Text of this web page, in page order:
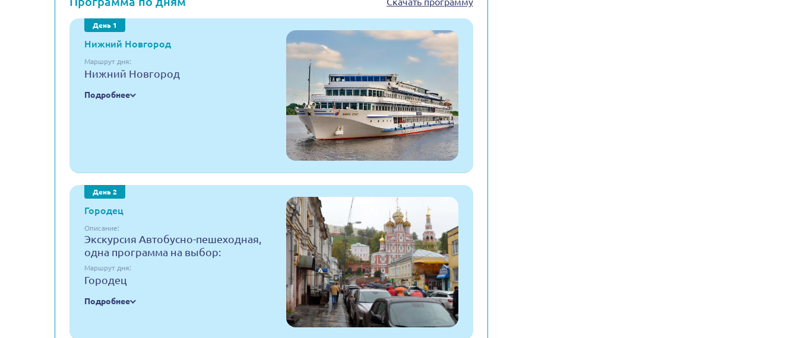
День 1
Нижний Новгород
Маршрут дня:
Нижний Новгород
Подробнее
День 2
Городец
Описание:
Экскурсия Автобусно-пешеходная,
одна программа на выбор:
Маршрут дня:
Городец
Подробнее